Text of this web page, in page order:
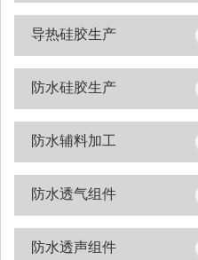
导热硅胶生产
防水硅胶生产
防水辅料加工
防水透气组件
防水透声组件